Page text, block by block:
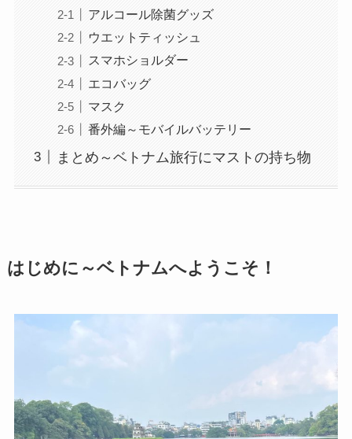
アルコール除菌グッズ
ウエットティッシュ
スマホショルダー
エコバッグ
マスク
番外編～モバイルバッテリー
まとめ～ベトナム旅行にマストの持ち物
はじめに～ベトナムへようこそ！